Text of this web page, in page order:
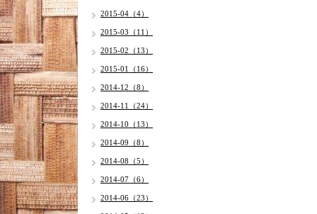
2015-04（4）
2015-03（11）
2015-02（13）
2015-01（16）
2014-12（8）
2014-11（24）
2014-10（13）
2014-09（8）
2014-08（5）
2014-07（6）
2014-06（23）